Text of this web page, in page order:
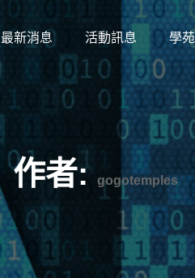
最新消息 活動訊息 學苑
作者: gogotemples